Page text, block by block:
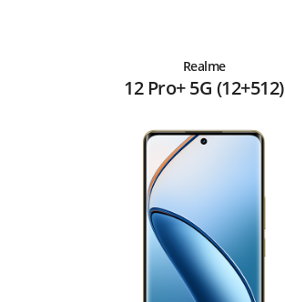
Realme
12 Pro+ 5G (12+512)